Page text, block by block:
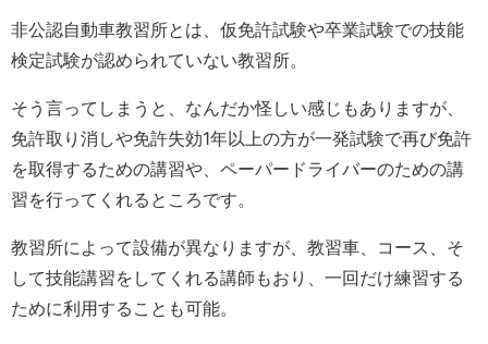
非公認自動車教習所とは、仮免許試験や卒業試験での技能
検定試験が認められていない教習所。
そう言ってしまうと、なんだか怪しい感じもありますが、
免許取り消しや免許失効1年以上の方が一発試験で再び免許
を取得するための講習や、ペーパードライバーのための講
習を行ってくれるところです。
教習所によって設備が異なりますが、教習車、コース、そ
して技能講習をしてくれる講師もおり、一回だけ練習する
ために利用することも可能。